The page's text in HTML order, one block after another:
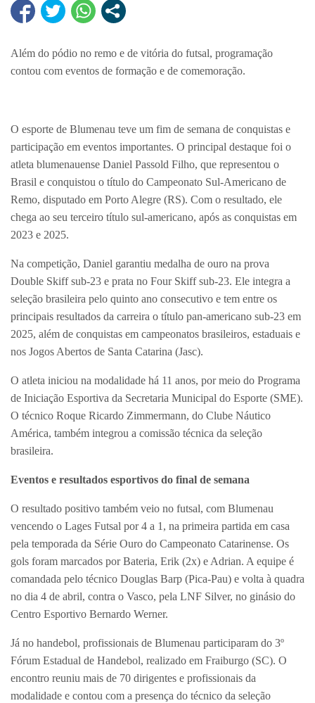
Além do pódio no remo e de vitória do futsal, programação
contou com eventos de formação e de comemoração.
O esporte de Blumenau teve um fim de semana de conquistas e
participação em eventos importantes. O principal destaque foi o
atleta blumenauense Daniel Passold Filho, que representou o
Brasil e conquistou o título do Campeonato Sul-Americano de
Remo, disputado em Porto Alegre (RS). Com o resultado, ele
chega ao seu terceiro título sul-americano, após as conquistas em
2023 e 2025.
Na competição, Daniel garantiu medalha de ouro na prova
Double Skiff sub-23 e prata no Four Skiff sub-23. Ele integra a
seleção brasileira pelo quinto ano consecutivo e tem entre os
principais resultados da carreira o título pan-americano sub-23 em
2025, além de conquistas em campeonatos brasileiros, estaduais e
nos Jogos Abertos de Santa Catarina (Jasc).
O atleta iniciou na modalidade há 11 anos, por meio do Programa
de Iniciação Esportiva da Secretaria Municipal do Esporte (SME).
O técnico Roque Ricardo Zimmermann, do Clube Náutico
América, também integrou a comissão técnica da seleção
brasileira.
Eventos e resultados esportivos do final de semana
O resultado positivo também veio no futsal, com Blumenau
vencendo o Lages Futsal por 4 a 1, na primeira partida em casa
pela temporada da Série Ouro do Campeonato Catarinense. Os
gols foram marcados por Bateria, Erik (2x) e Adrian. A equipe é
comandada pelo técnico Douglas Barp (Pica-Pau) e volta à quadra
no dia 4 de abril, contra o Vasco, pela LNF Silver, no ginásio do
Centro Esportivo Bernardo Werner.
Já no handebol, profissionais de Blumenau participaram do 3º
Fórum Estadual de Handebol, realizado em Fraiburgo (SC). O
encontro reuniu mais de 70 dirigentes e profissionais da
modalidade e contou com a presença do técnico da seleção